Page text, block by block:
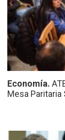
Economía.
Mesa Paritaria